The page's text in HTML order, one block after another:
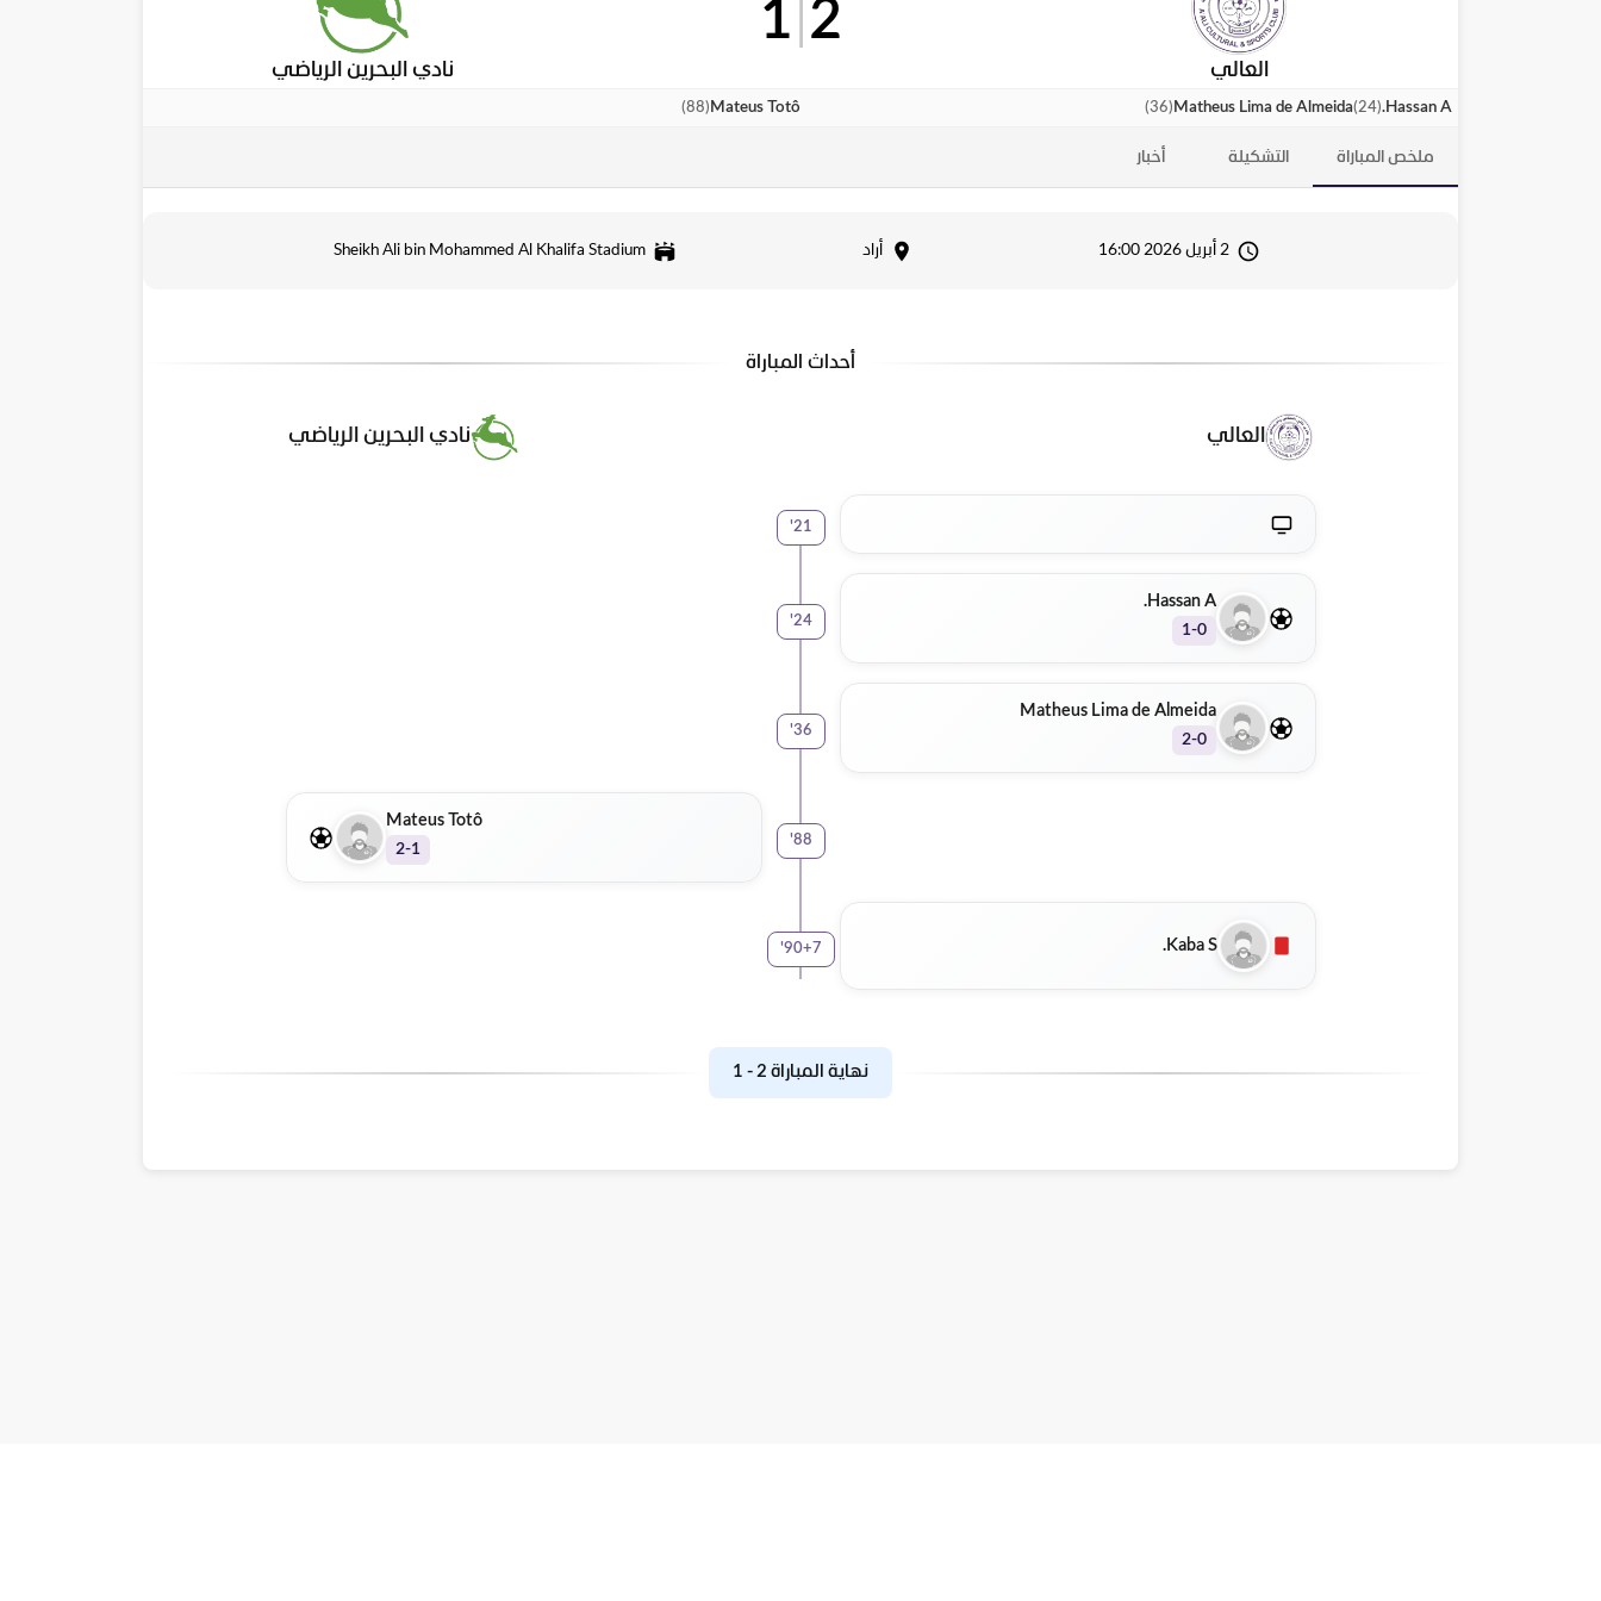
العالي
2
1
نادي البحرين الرياضي
Hassan A.
(
24
)
Matheus Lima de Almeida
(
36
)
Mateus Totô
(
88
)
ملخص المباراة التشكيلة أخبار
2 أبريل 2026 16:00 أراد Sheikh Ali bin Mohammed Al Khalifa Stadium
أحداث المباراة
العالي نادي البحرين الرياضي
21
'
Hassan A.
1-0
24
'
Matheus Lima de Almeida
2-0
36
'
88
'
Mateus Totô
2-1
Kaba S.
90+7
'
نهاية المباراة 2
-
1